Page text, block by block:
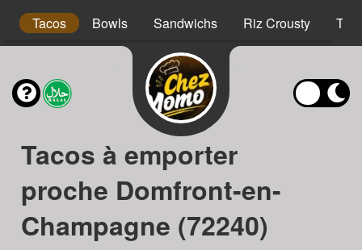
Tacos Bowls Sandwichs Riz Crousty Tex
Tacos à emporter
proche Domfront-en-
Champagne (72240)